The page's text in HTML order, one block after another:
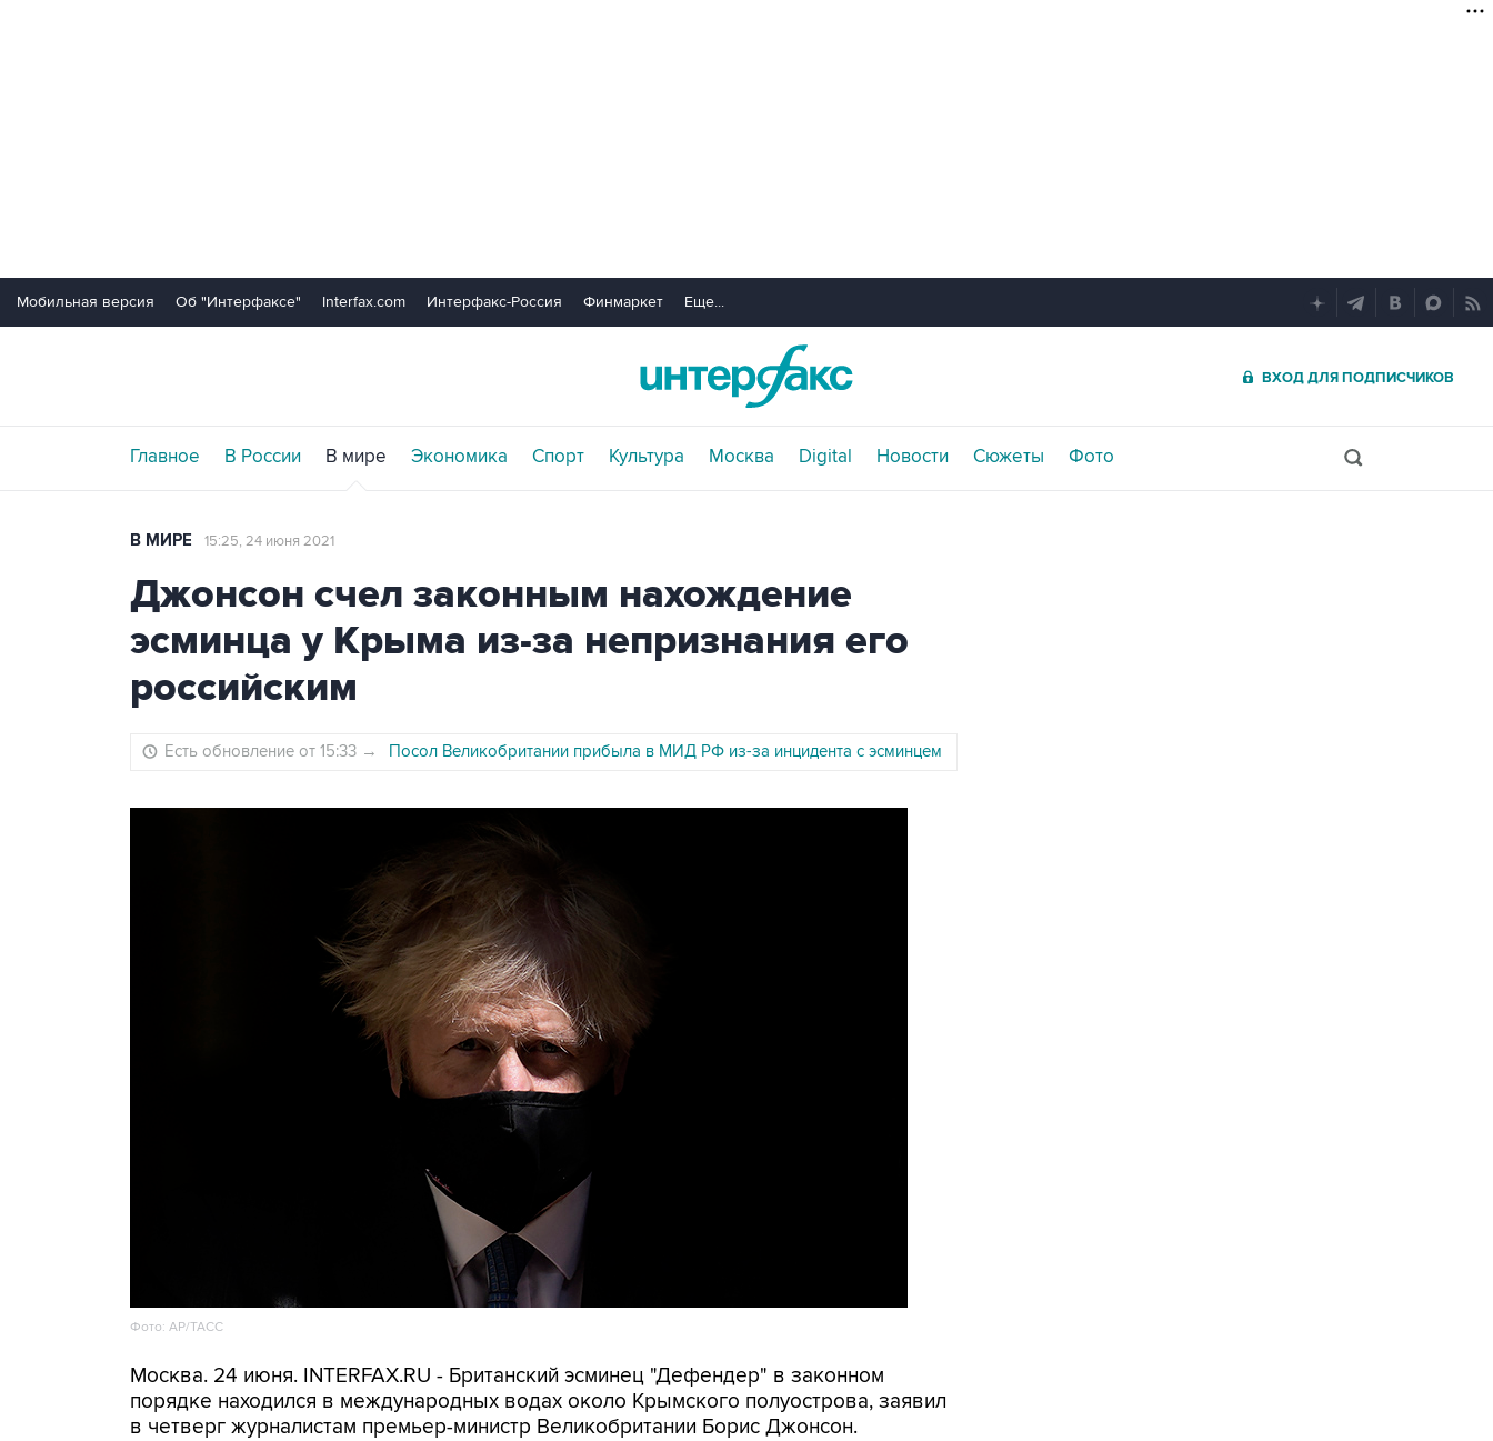
Мобильная версия Об "Интерфаксе" Interfax.com Интерфакс-Россия Финмаркет Еще...
ВХОД ДЛЯ ПОДПИСЧИКОВ
Главное В России В мире Экономика Спорт Культура Москва Digital Новости Сюжеты Фото
В МИРЕ 15:25, 24 июня 2021
Джонсон счел законным нахождение
эсминца у Крыма из-за непризнания его
российским
Есть обновление от 15:33 → Посол Великобритании прибыла в МИД РФ из-за инцидента с эсминцем
Фото: AP/ТАСС
Москва. 24 июня. INTERFAX.RU - Британский эсминец "Дефендер" в законном
порядке находился в международных водах около Крымского полуострова, заявил
в четверг журналистам премьер-министр Великобритании Борис Джонсон.